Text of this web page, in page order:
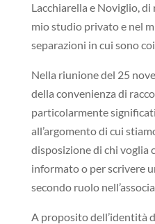
Lacchiarella e Noviglio,
mio studio privato e nel
separazioni in cui sono
Nella riunione del 25
della convenienza di
particolarmente
all’argomento di cui
disposizione di chi voglia
informato o per scrivere
secondo ruolo
A proposito dell’identità